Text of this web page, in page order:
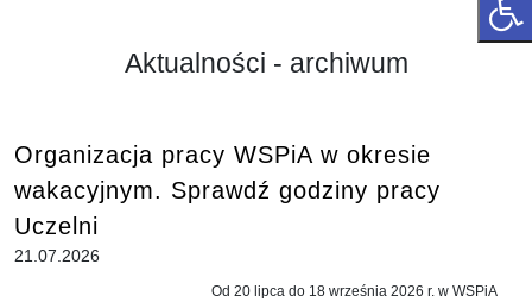
Aktualności - archiwum
Organizacja pracy WSPiA w okresie
wakacyjnym. Sprawdź godziny pracy
Uczelni
21.07.2026
Od 20 lipca do 18 września 2026 r. w WSPiA